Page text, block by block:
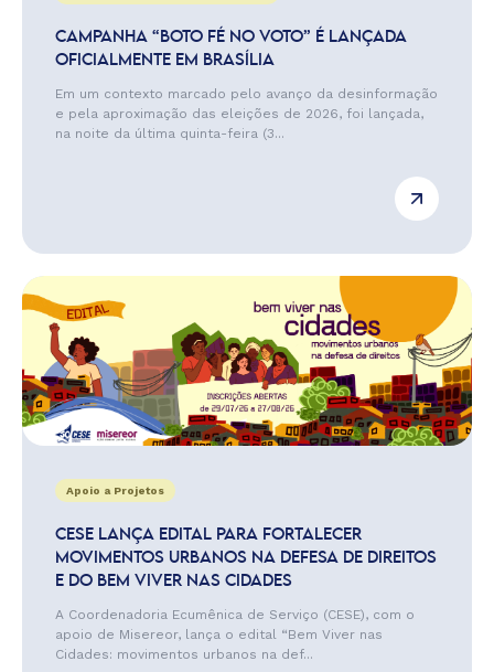
CAMPANHA “BOTO FÉ NO VOTO” É LANÇADA
OFICIALMENTE EM BRASÍLIA
Em um contexto marcado pelo avanço da desinformação
e pela aproximação das eleições de 2026, foi lançada,
na noite da última quinta-feira (3...
Apoio a Projetos
CESE LANÇA EDITAL PARA FORTALECER
MOVIMENTOS URBANOS NA DEFESA DE DIREITOS
E DO BEM VIVER NAS CIDADES
A Coordenadoria Ecumênica de Serviço (CESE), com o
apoio de Misereor, lança o edital “Bem Viver nas
Cidades: movimentos urbanos na def...